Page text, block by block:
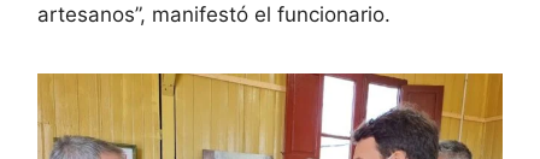
artesanos”, manifestó el funcionario.